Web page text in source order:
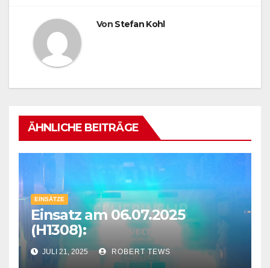
Von Stefan Kohl
ÄHNLICHE BEITRÄGE
EINSÄTZE
Einsatz am 06.07.2025
(H1308):
JULI 21, 2025 ROBERT TEWS